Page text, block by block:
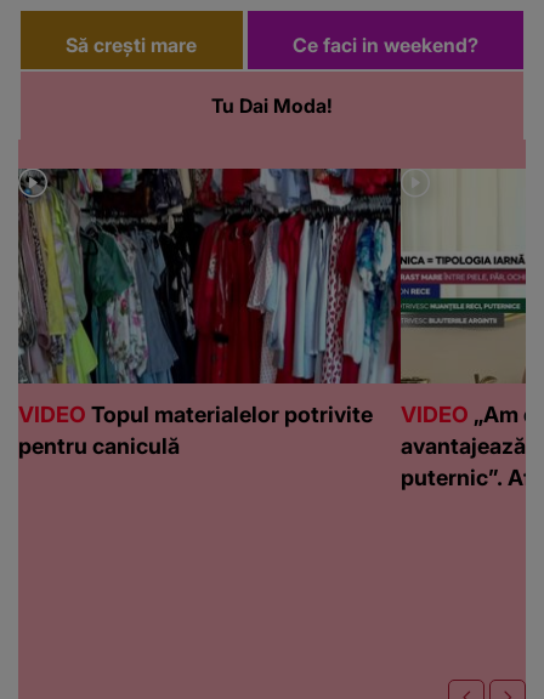
Să crești mare
Tu Dai Moda!
Ce faci in weekend?
VIDEO Topul materialelor potrivite
pentru caniculă
VIDEO „Am
avantajează
puternic”.